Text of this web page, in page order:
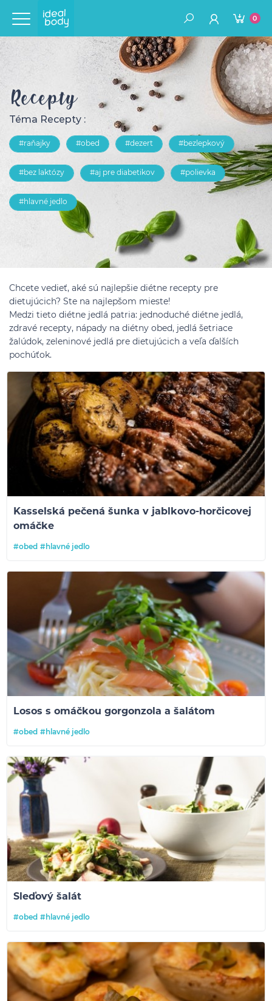
0
Recepty
Téma Recepty :
#raňajky #obed #dezert #bezlepkový
#bez laktózy #aj pre diabetikov #polievka
#hlavné jedlo
Chcete vedieť, aké sú najlepšie diétne recepty pre
dietujúcich? Ste na najlepšom mieste!
Medzi tieto diétne jedlá patria: jednoduché diétne jedlá,
zdravé recepty, nápady na diétny obed, jedlá šetriace
žalúdok, zeleninové jedlá pre dietujúcich a veľa ďalších
pochúťok.
Kasselská pečená šunka v jablkovo-horčicovej
omáčke
#obed #hlavné jedlo
Losos s omáčkou gorgonzola a šalátom
#obed #hlavné jedlo
Sleďový šalát
#obed #hlavné jedlo